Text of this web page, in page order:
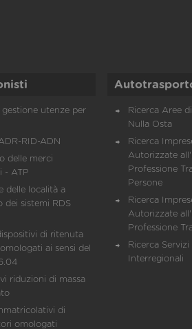
gestione utenze per
RID-ADN
delle merci
- ATP
delle località a
dei sistemi RDS
di ritenuta
ai sensi del
riduzioni di massa
di
omologati
Ricerca Aree
Nulla Osta
Ricerca
Autorizzate
Professione
Persone
Ricerca
Autorizzate
Professione
Ricerca
Interregionali